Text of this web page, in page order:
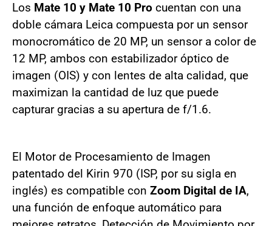
Los Mate 10 y Mate 10 Pro cuentan con una
doble cámara Leica compuesta por un sensor
monocromático de 20 MP, un sensor a color de
12 MP, ambos con estabilizador óptico de
imagen (OIS) y con lentes de alta calidad, que
maximizan la cantidad de luz que puede
capturar gracias a su apertura de f/1.6.
El Motor de Procesamiento de Imagen
patentado del Kirin 970 (ISP, por su sigla en
inglés) es compatible con Zoom Digital de IA,
una función de enfoque automático para